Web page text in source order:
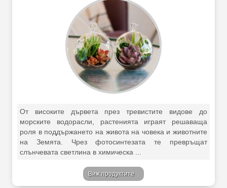
От високите дървета през тревистите видове до
морските водорасли, растенията играят решаваща
роля в поддържането на живота на човека и животните
на Земята. Чрез фотосинтезата те превръщат
слънчевата светлина в химическа ...
Виж продуктите